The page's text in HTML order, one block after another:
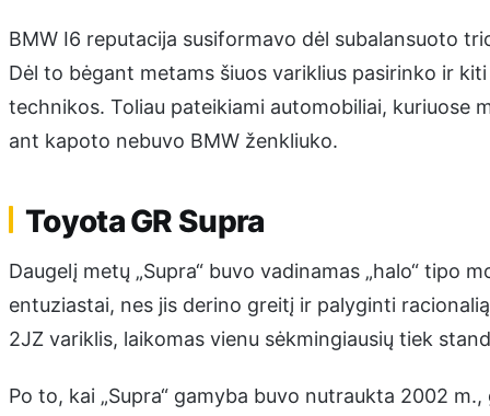
BMW I6 reputacija susiformavo dėl subalansuoto
Dėl to bėgant metams šiuos variklius pasirinko ir
technikos. Toliau pateikiami automobiliai, kuriuose
ant kapoto nebuvo BMW ženkliuko.
Toyota GR Supra
Daugelį metų „Supra“ buvo vadinamas „halo“ tipo
entuziastai, nes jis derino greitį ir palyginti
2JZ variklis, laikomas vienu sėkmingiausių tiek
Po to, kai „Supra“ gamyba buvo nutraukta 2002